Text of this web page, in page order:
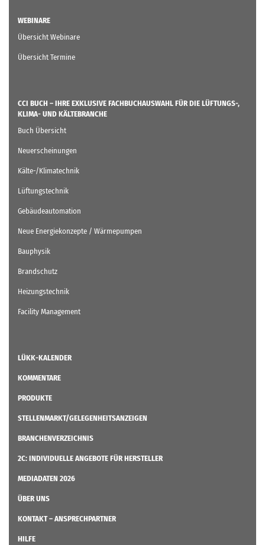
WEBINARE
Übersicht Webinare
Übersicht Termine
CCI BUCH – IHRE EXKLUSIVE FACHBUCHAUSWAHL FÜR DIE LÜFTUNGS-,
KLIMA- UND KÄLTEBRANCHE
Buch Übersicht
Neuerscheinungen
Kälte-/Klimatechnik
Lüftungstechnik
Gebäudeautomation
Neue Energiekonzepte / Wärmepumpen
Bauphysik
Brandschutz
Heizungstechnik
Facility Management
LÜKK-KALENDER
KOMMENTARE
PRODUKTE
STELLENMARKT/GELEGENHEITSANZEIGEN
BRANCHENVERZEICHNIS
2C: INDIVIDUELLE ANGEBOTE FÜR HERSTELLER
MEDIADATEN 2026
ÜBER UNS
KONTAKT – ANSPRECHPARTNER
HILFE